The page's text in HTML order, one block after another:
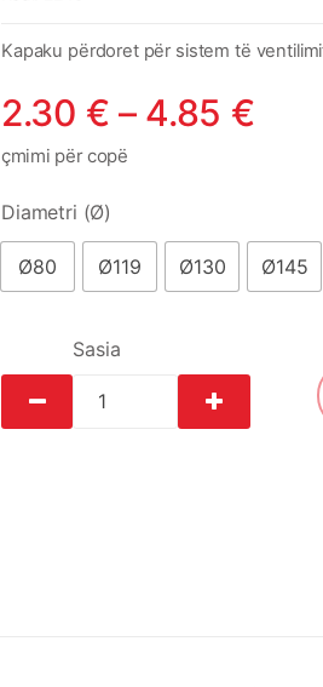
Kapaku përdoret për sistem të
2.30 € – 4.85 €
çmimi për copë
Diametri (Ø)
Ø80 Ø119 Ø130 Ø145
Sasia